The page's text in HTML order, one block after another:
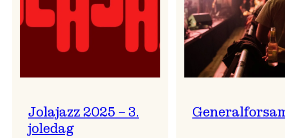
Jolajazz 2025 – 3.
joledag